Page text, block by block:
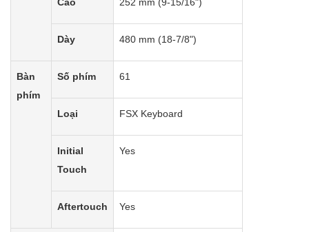
Dày 480 mm (18-7/8")
Bàn
phím
Số phím 61
Loại FSX Keyboard
Initial
Touch
Yes
Aftertouch Yes